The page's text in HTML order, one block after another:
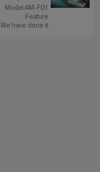
Model:AM-F01
Feature:
We have done it